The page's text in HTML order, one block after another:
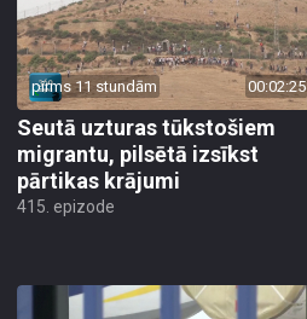
pirms 11 stundām 00:02:25
Seutā uzturas tūkstošiem
migrantu, pilsētā izsīkst
pārtikas krājumi
415. epizode